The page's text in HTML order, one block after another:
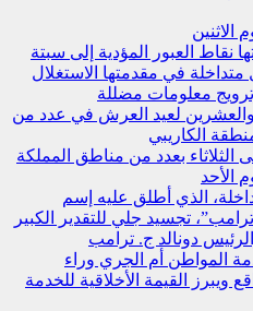
نقاط العبور المؤدية إلى سبتة
في مقدمتها الاستغلال
معلومات مضللة
والعشرين لعيد العرش في عدد من
الكاريبي
الثلاثاء بعدد من مناطق المملكة
الأحد
الذي أطلق عليه إسم
تجسيد جلي للتقدير الكبير
دونالد ج. ترامب
المواطن أم الجري وراء
ويبرز القيمة الأخلاقية للخدمة